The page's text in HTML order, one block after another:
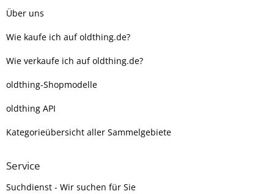
Über uns
Wie kaufe ich auf oldthing.de?
Wie verkaufe ich auf oldthing.de?
oldthing-Shopmodelle
oldthing API
Kategorieübersicht aller Sammelgebiete
Service
Suchdienst - Wir suchen für Sie